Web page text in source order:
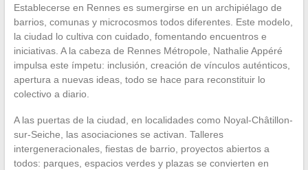
Establecerse en Rennes es sumergirse en un archipiélago de
barrios, comunas y microcosmos todos diferentes. Este modelo,
la ciudad lo cultiva con cuidado, fomentando encuentros e
iniciativas. A la cabeza de Rennes Métropole, Nathalie Appéré
impulsa este ímpetu: inclusión, creación de vínculos auténticos,
apertura a nuevas ideas, todo se hace para reconstituir lo
colectivo a diario.
A las puertas de la ciudad, en localidades como Noyal-Châtillon-
sur-Seiche, las asociaciones se activan. Talleres
intergeneracionales, fiestas de barrio, proyectos abiertos a
todos: parques, espacios verdes y plazas se convierten en